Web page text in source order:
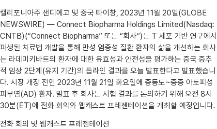
캘리포니아주 샌디에고 및 중국 타이창, 2023년 11월 20일(GLOBE
NEWSWIRE) — Connect Biopharma Holdings Limited(Nasdaq:
CNTB)(“Connect Biopharma” 또는 “회사”)는 T 세포 기반 연구에서
파생된 치료법 개발을 통해 만성 염증성 질환 환자의 삶을 개선하는 회사
는 라데미키바트의 환자에 대한 유효성과 안전성을 평가하는 중국 중추
적 임상 2단계(유지 기간)의 톱라인 결과를 오늘 발표한다고 발표했습니
다. 시장 개장 전인 2023년 11월 21일 화요일에 중등도~중증 아토피성
피부염(AD) 환자. 발표 후 회사는 시험 결과를 논의하기 위해 오전 8시
30분(ET)에 전화 회의와 웹캐스트 프레젠테이션을 개최할 예정입니다.
전화 회의 및 웹캐스트 프레젠테이션